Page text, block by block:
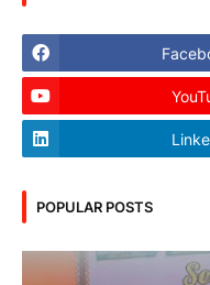
POPULAR POSTS